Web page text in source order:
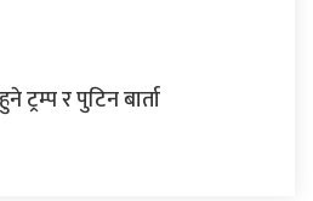
र पुटिन बार्ता